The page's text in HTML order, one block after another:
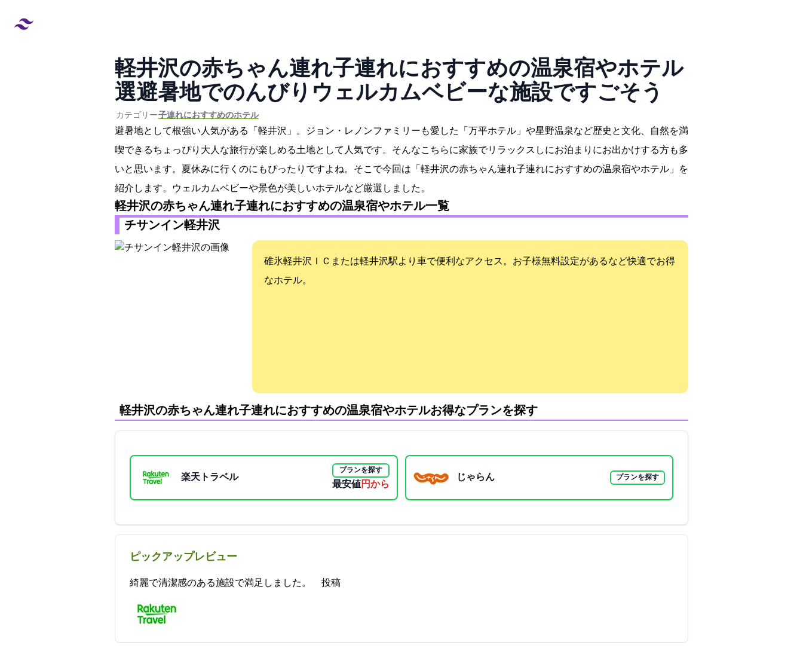
軽井沢の赤ちゃん連れ子連れにおすすめの温泉宿やホテル40
選!避暑地でのんびりウェルカムベビーな施設ですごそう
カテゴリー:#子連れにおすすめのホテル
避暑地として根強い人気がある「軽井沢」。ジョン・レノンファミリーも愛した「万平ホテル」や星野温泉など歴史と文化、自然を満
喫できるちょっぴり大人な旅行が楽しめる土地として人気です。そんなこちらに家族でリラックスしにお泊まりにお出かけする方も多
いと思います。夏休みに行くのにもぴったりですよね。そこで今回は「軽井沢の赤ちゃん連れ子連れにおすすめの温泉宿やホテル」を
紹介します。ウェルカムベビーや景色が美しいホテルなど厳選しました。
軽井沢の赤ちゃん連れ子連れにおすすめの温泉宿やホテル一覧
チサンイン軽井沢
碓氷軽井沢ＩＣまたは軽井沢駅より車で便利なアクセス。お子様無料設定があるなど快適でお得
なホテル。
軽井沢の赤ちゃん連れ子連れにおすすめの温泉宿やホテル:お得なプランを探す
楽天トラベル
プランを探す
最安値2970円から
じゃらん プランを探す
ピックアップレビュー
綺麗で清潔感のある施設で満足しました。 2021-06-25 14:22:11投稿